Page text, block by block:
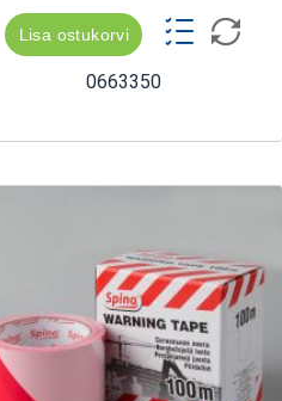
Lisa ostukorvi
0663350